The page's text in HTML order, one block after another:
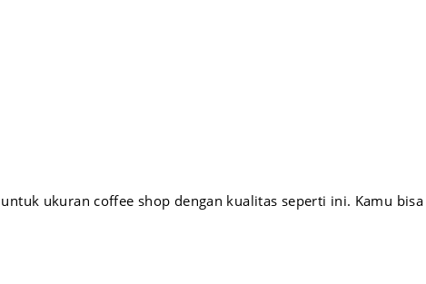
ukuran coffee shop dengan kualitas seperti ini. Kamu